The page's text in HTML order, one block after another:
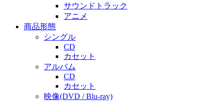
サウンドトラック
アニメ
商品形態
シングル
CD
カセット
アルバム
CD
カセット
映像(DVD / Blu-ray)